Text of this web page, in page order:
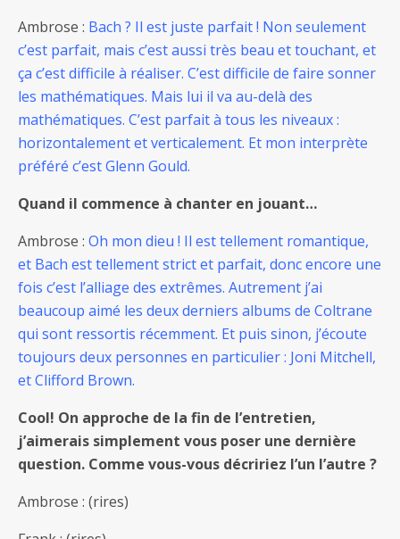
Ambrose : Bach ? Il est juste parfait ! Non seulement
c’est parfait, mais c’est aussi très beau et touchant, et
ça c’est difficile à réaliser. C’est difficile de faire sonner
les mathématiques. Mais lui il va au-delà des
mathématiques. C’est parfait à tous les niveaux :
horizontalement et verticalement. Et mon interprète
préféré c’est Glenn Gould.
Quand il commence à chanter en jouant…
Ambrose : Oh mon dieu ! Il est tellement romantique,
et Bach est tellement strict et parfait, donc encore une
fois c’est l’alliage des extrêmes. Autrement j’ai
beaucoup aimé les deux derniers albums de Coltrane
qui sont ressortis récemment. Et puis sinon, j’écoute
toujours deux personnes en particulier : Joni Mitchell,
et Clifford Brown.
Cool! On approche de la fin de l’entretien,
j’aimerais simplement vous poser une dernière
question. Comme vous-vous décririez l’un l’autre ?
Ambrose : (rires)